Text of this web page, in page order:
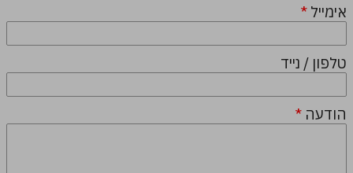
אימייל *
טלפון / נייד
הודעה *